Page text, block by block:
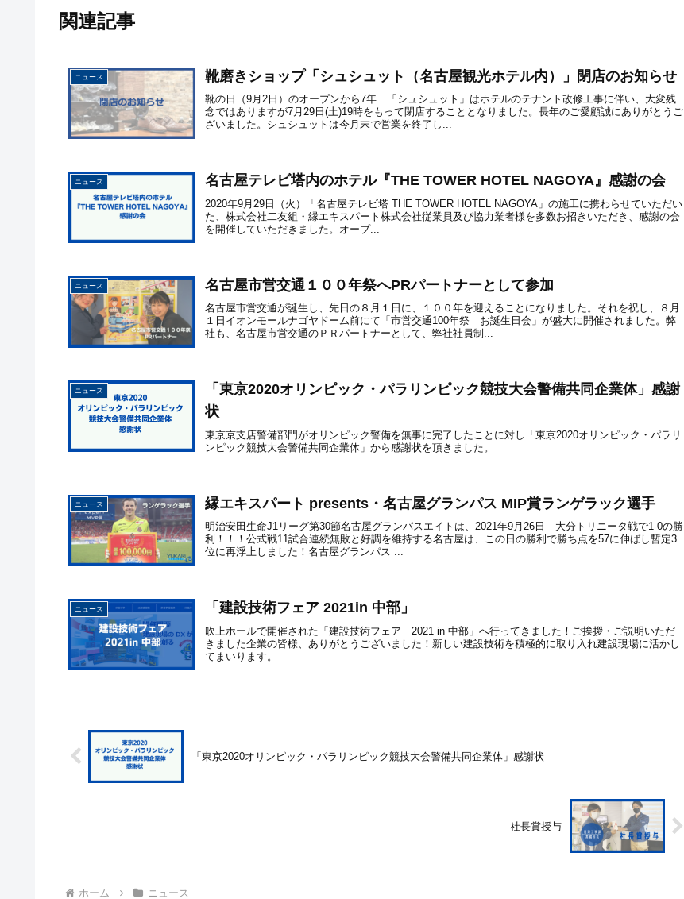
関連記事
ニュース 靴磨きショップ「シュシュット（名古屋観光ホテル内）」閉店のお知らせ
靴の日（9月2日）のオープンから7年…「シュシュット」はホテルのテナント改修工事に伴い、大変残
念ではありますが7月29日(土)19時をもって閉店することとなりました。長年のご愛顧誠にありがとうご
ざいました。シュシュットは今月末で営業を終了し...
ニュース 名古屋テレビ塔内のホテル『THE TOWER HOTEL NAGOYA』感謝の会
2020年9月29日（火）「名古屋テレビ塔 THE TOWER HOTEL NAGOYA」の施工に携わらせていただい
た、株式会社二友組・縁エキスパート株式会社従業員及び協力業者様を多数お招きいただき、感謝の会
を開催していただきました。オープ...
ニュース 名古屋市営交通１００年祭へPRパートナーとして参加
名古屋市営交通が誕生し、先日の８月１日に、１００年を迎えることになりました。それを祝し、８月
１日イオンモールナゴヤドーム前にて「市営交通100年祭 お誕生日会」が盛大に開催されました。弊
社も、名古屋市営交通のＰＲパートナーとして、弊社社員制...
ニュース
「東京2020オリンピック・パラリンピック競技大会警備共同企業体」感謝
状
東京京支店警備部門がオリンピック警備を無事に完了したことに対し「東京2020オリンピック・パラリ
ンピック競技大会警備共同企業体」から感謝状を頂きました。
ニュース 縁エキスパート presents・名古屋グランパス MIP賞ランゲラック選手
明治安田生命J1リーグ第30節名古屋グランパスエイトは、2021年9月26日 大分トリニータ戦で1-0の勝
利！！！公式戦11試合連続無敗と好調を維持する名古屋は、この日の勝利で勝ち点を57に伸ばし暫定3
位に再浮上しました！名古屋グランパス ...
ニュース 「建設技術フェア 2021in 中部」
吹上ホールで開催された「建設技術フェア 2021 in 中部」へ行ってきました！ご挨拶・ご説明いただ
きました企業の皆様、ありがとうございました！新しい建設技術を積極的に取り入れ建設現場に活かし
てまいります。
「東京2020オリンピック・パラリンピック競技大会警備共同企業体」感謝状
社長賞授与
ホーム ニュース